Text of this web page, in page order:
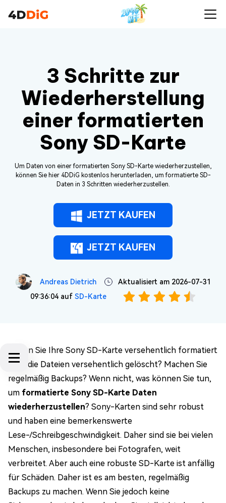
3 Schritte zur
Wiederherstellung
einer formatierten
Sony SD-Karte
Um Daten von einer formatierten Sony SD-Karte wiederherzustellen,
können Sie hier 4DDiG kostenlos herunterladen, um formatierte SD-
Daten in 3 Schritten wiederherzustellen.
JETZT KAUFEN
JETZT KAUFEN
Andreas Dietrich
Aktualisiert am 2026-07-31
09:36:04 auf SD-Karte
Haben Sie Ihre Sony SD-Karte versehentlich formatiert
oder die Dateien versehentlich gelöscht? Machen Sie
regelmäßig Backups? Wenn nicht, was können Sie tun,
um formatierte Sony SD-Karte Daten
wiederherzustellen? Sony-Karten sind sehr robust
und haben eine bemerkenswerte
Lese-/Schreibgeschwindigkeit. Daher sind sie bei vielen
Menschen, insbesondere bei Fotografen, weit
verbreitet. Aber auch eine robuste SD-Karte ist anfällig
für Schäden. Daher ist es am besten, regelmäßig
Backups zu machen. Wenn Sie jedoch keine